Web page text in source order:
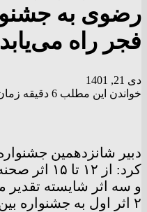
رضوی به
فجر راه می‌یابد
دی 21, 1401
خواندن این مطلب 6 دقیقه زمان میبرد
دبیر شانزدهمین
کرد: از ۱۲
و سه اثر شایسته
۲ اثر اول به جشنواره بین‌المللی فجر راه می‌یابد.